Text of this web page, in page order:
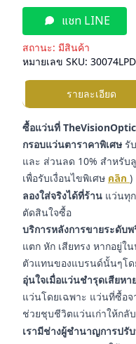
แชท LINE
สถานะ: มีสินค้า
หมายเลข SKU:
รายละเอียด
ซื้อแว่นที่ TheVisionOptic
กรอบแว่นตาราคาพิเศษ รั
และ ส่วนลด 10% สำหรับ
เพื่อรับเงื่อนไขพิเศษ คลิก )
ลองใส่จริงได้ที่ร้าน แว่นทุ
ตัดสินใจซื้อ
บริการหลังการขายระดับพ
แตก หัก เสียทรง หากอยู่ใ
ตัวแทนของแบรนด์นั้นๆโด
อุ่นใจเมื่อแว่นชำรุดเสียหา
แว่นโดยเฉพาะ แว่นที่ซื้อจ
ช่วยชุบชีวิตแว่นเก่าให้กลั
เรามีช่างผู้ชำนาญการปรั